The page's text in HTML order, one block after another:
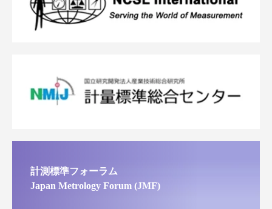
計測標準フォーラム
Japan Metrology Forum (JMF)